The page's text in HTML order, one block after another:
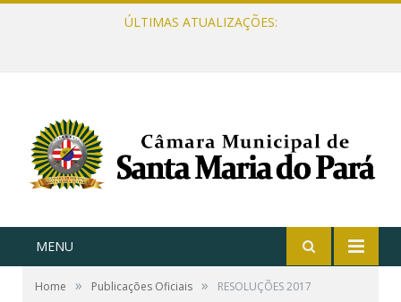
ÚLTIMAS ATUALIZAÇÕES:
MENU
Home » Publicações Oficiais » RESOLUÇÕES 2017